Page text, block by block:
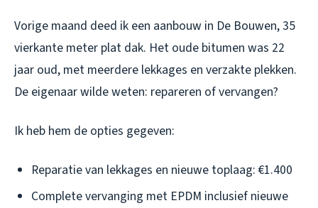
Vorige maand deed ik een aanbouw in De Bouwen, 35
vierkante meter plat dak. Het oude bitumen was 22
jaar oud, met meerdere lekkages en verzakte plekken.
De eigenaar wilde weten: repareren of vervangen?
Ik heb hem de opties gegeven:
Reparatie van lekkages en nieuwe toplaag: €1.400
Complete vervanging met EPDM inclusief nieuwe